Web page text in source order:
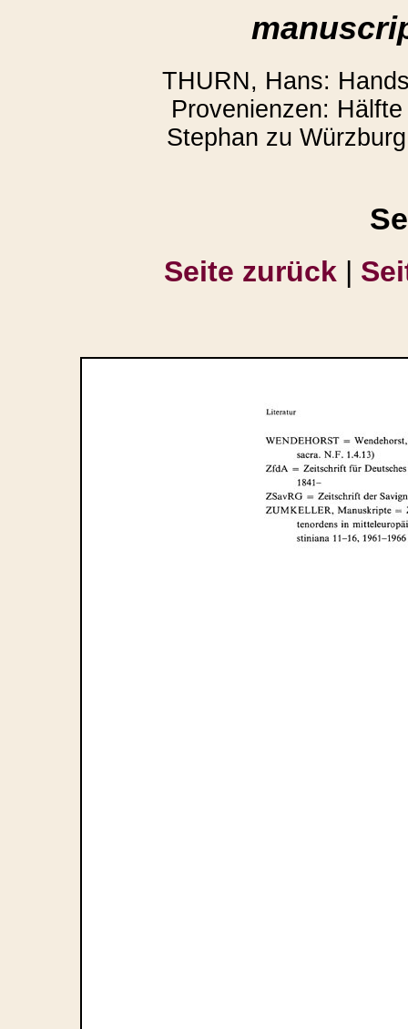
THURN, Hans:
Provenienzen:
Stephan zu
Seite zurück |